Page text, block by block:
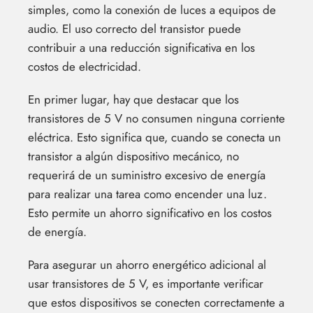
simples, como la conexión de luces a equipos de
audio. El uso correcto del transistor puede
contribuir a una reducción significativa en los
costos de electricidad.
En primer lugar, hay que destacar que los
transistores de 5 V no consumen ninguna corriente
eléctrica. Esto significa que, cuando se conecta un
transistor a algún dispositivo mecánico, no
requerirá de un suministro excesivo de energía
para realizar una tarea como encender una luz.
Esto permite un ahorro significativo en los costos
de energía.
Para asegurar un ahorro energético adicional al
usar transistores de 5 V, es importante verificar
que estos dispositivos se conecten correctamente a